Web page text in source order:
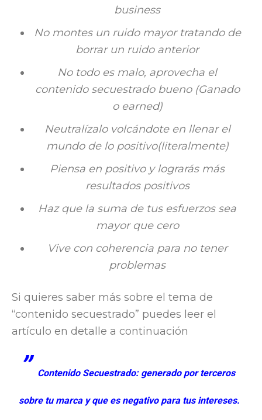
business
No montes un ruido mayor tratando de
borrar un ruido anterior
No todo es malo, aprovecha el
contenido secuestrado bueno (Ganado
o earned)
Neutralízalo volcándote en llenar el
mundo de lo positivo(literalmente)
Piensa en positivo y lograrás más
resultados positivos
Haz que la suma de tus esfuerzos sea
mayor que cero
Vive con coherencia para no tener
problemas
Si quieres saber más sobre el tema de
“contenido secuestrado” puedes leer el
artículo en detalle a continuación
” Contenido Secuestrado: generado por terceros
sobre tu marca y que es negativo para tus intereses.